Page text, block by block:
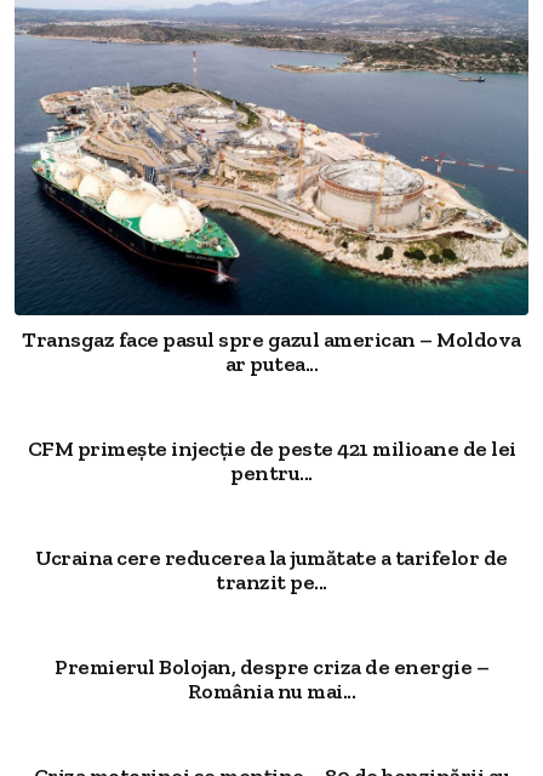
Transgaz face pasul spre gazul american – Moldova
ar putea...
CFM primește injecție de peste 421 milioane de lei
pentru...
Ucraina cere reducerea la jumătate a tarifelor de
tranzit pe...
Premierul Bolojan, despre criza de energie –
România nu mai...